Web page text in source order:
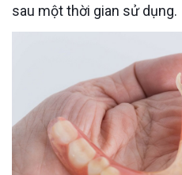
sau một thời gian sử dụng.